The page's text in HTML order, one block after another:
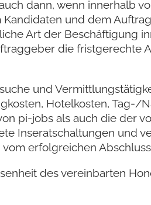
dann, wenn innerhalb
und dem
Art der Beschäftigung
die fristgerechte
und
Hotelkosten,
pi-jobs als auch die der
Inseratschaltungen und
erfolgreichen
des vereinbarten